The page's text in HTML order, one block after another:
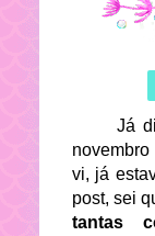
Já
vi, já
post, sei
tantas